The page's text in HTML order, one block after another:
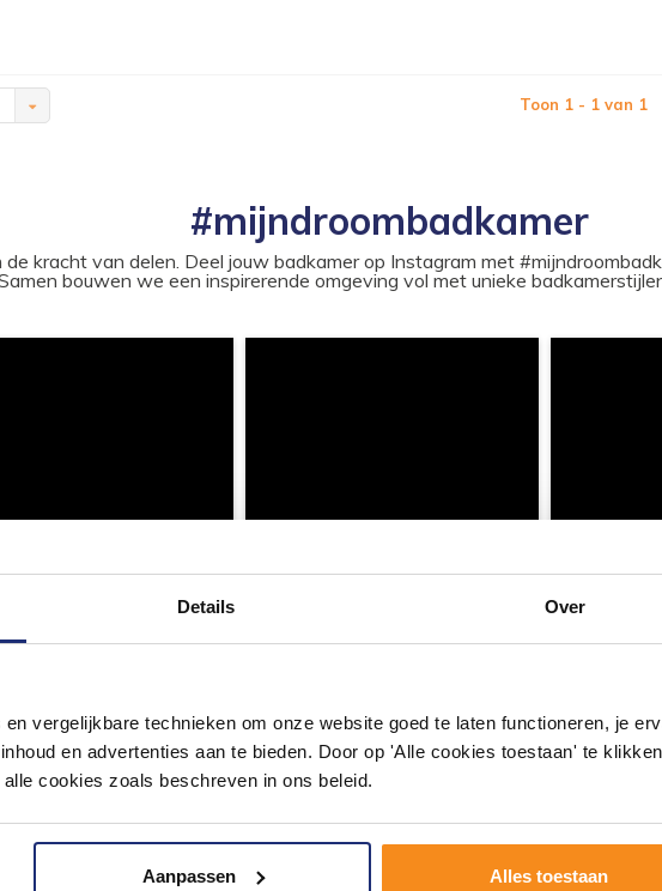
Details Over
vergelijkbare technieken om onze website goed te laten functioneren, je
en advertenties aan te bieden. Door op 'Alle cookies toestaan' te
cookies zoals beschreven in ons beleid.
Aanpassen Alles toestaan
Toon 1 - 1 van 1
#mijndroombadkamer
kracht van delen. Deel jouw badkamer op Instagram met
bouwen we een inspirerende omgeving vol met unieke